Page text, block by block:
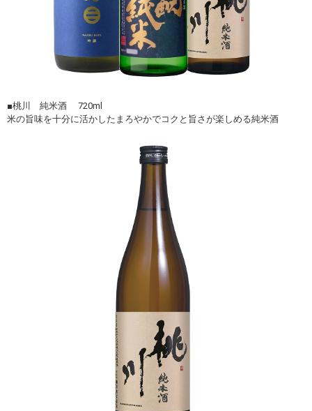
■桃川 純米酒 720ml
米の旨味を十分に活かしたまろやかでコクと旨さが楽しめる純米酒